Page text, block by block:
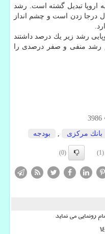
اروپا تبدیل گشته است. رشد
درجا زدن است و چشم انداز
رشد زیر یك درصد داشتند
هم رشد منفی و صفر درصدی را
3986
بانك مركزی بودجه
(1)
(0)
رونمایی می نماید